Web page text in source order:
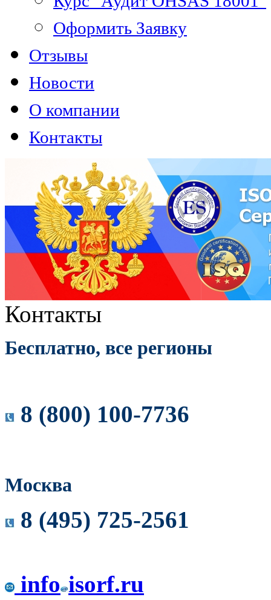
Оформить Заявку
Отзывы
Новости
О компании
Контакты
Контакты
Бесплатно, все регионы
8 (800) 100-7736
Москва
8 (495) 725-2561
info isorf.ru